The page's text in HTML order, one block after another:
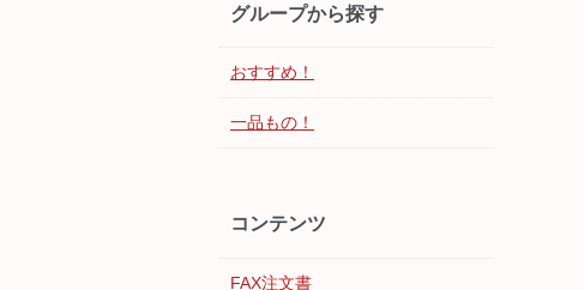
グループから探す
おすすめ！
一品もの！
コンテンツ
FAX注文書